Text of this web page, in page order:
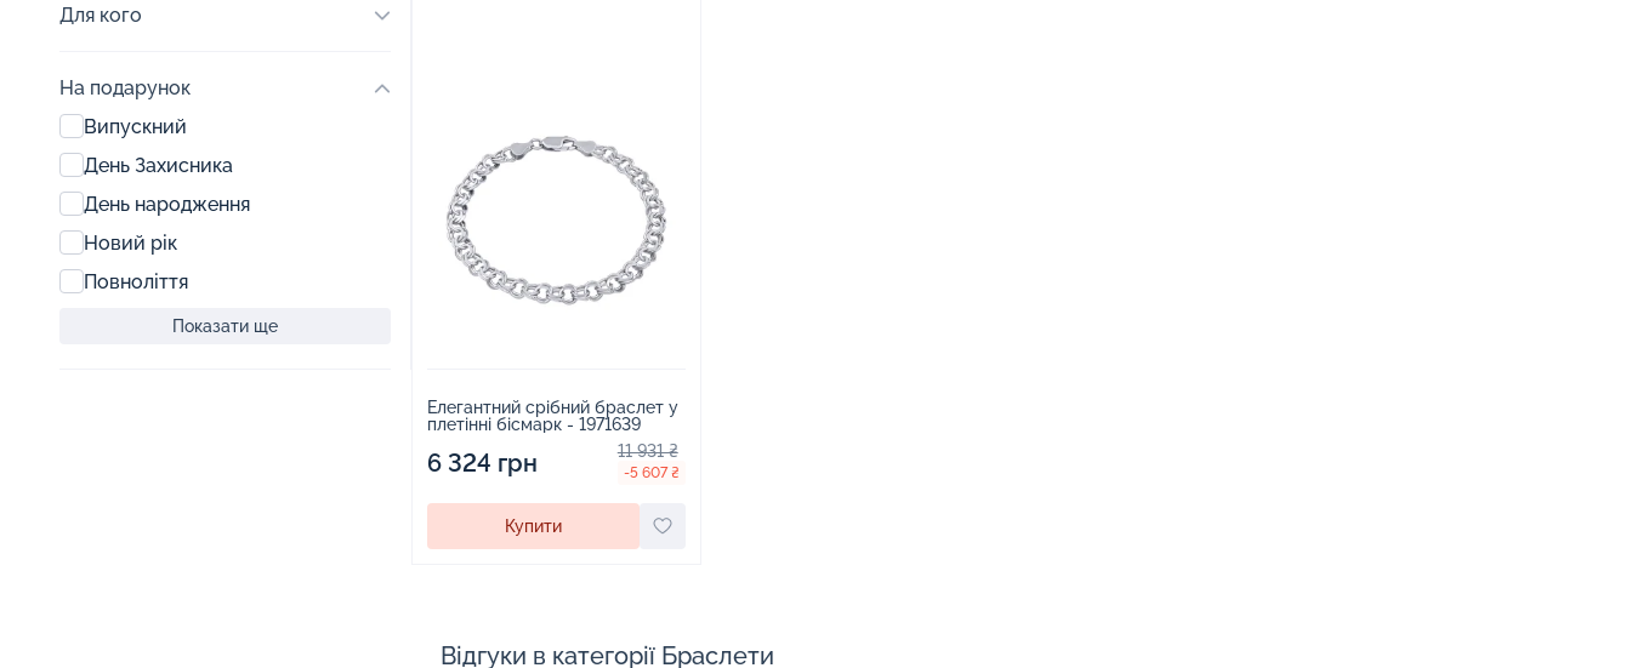
Для кого
На подарунок
Випускний
День Захисника
День народження
Новий рік
Повноліття
Показати ще
Елегантний срібний браслет у
плетінні бісмарк - 1971639
6 324 грн 11 931 ₴
-5 607 ₴
Купити
Відгуки в категорії Браслети